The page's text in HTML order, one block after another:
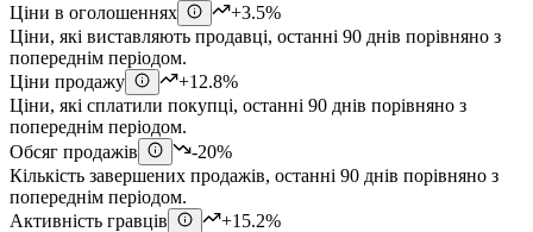
Ціни в оголошеннях
+3.5%
Ціни, які виставляють продавці, останні 90 днів порівняно з
попереднім періодом.
Ціни продажу
+12.8%
Ціни, які сплатили покупці, останні 90 днів порівняно з
попереднім періодом.
Обсяг продажів
-20%
Кількість завершених продажів, останні 90 днів порівняно з
попереднім періодом.
Активність гравців
+15.2%